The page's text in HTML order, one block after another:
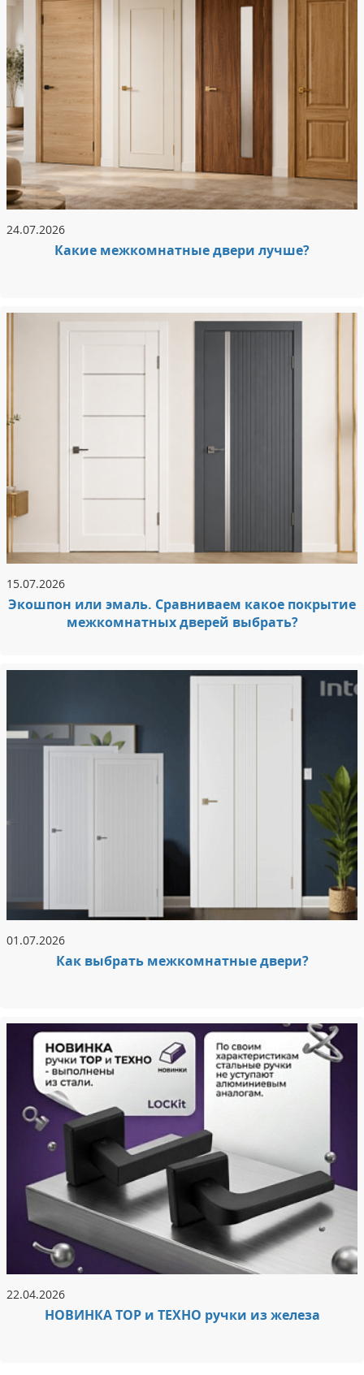
24.07.2026
Какие межкомнатные двери лучше?
15.07.2026
Экошпон или эмаль. Сравниваем какое покрытие
межкомнатных дверей выбрать?
01.07.2026
Как выбрать межкомнатные двери?
22.04.2026
НОВИНКА ТОР и ТЕХНО ручки из железа